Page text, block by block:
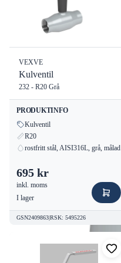
VEXVE
Kulventil
232 - R20 Grå
PRODUKTINFO
Kulventil
R20
rostfritt stål, AISI316L, grå, målad
695 kr
inkl. moms
I lager
GSN2409863|RSK: 5495226